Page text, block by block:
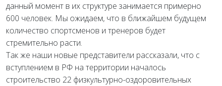
данный момент в их структуре занимается примерно
600 человек. Мы ожидаем, что в ближайшем будущем
количество спортсменов и тренеров будет
стремительно расти.
Так же наши новые представители рассказали, что с
вступлением в РФ на территории началось
строительство 22 физкультурно-оздоровительных